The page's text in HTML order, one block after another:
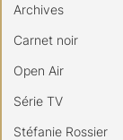
Archives
Carnet noir
Open Air
Série TV
Stéfanie Rossier